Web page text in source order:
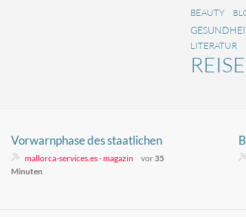
BEAUTY
LITERATUR
Vorwarnphase des staatlichen
Notfallplans angesichts der
potenziellen Risiken im
mallorca-services.es - magazin vor 35
Minuten